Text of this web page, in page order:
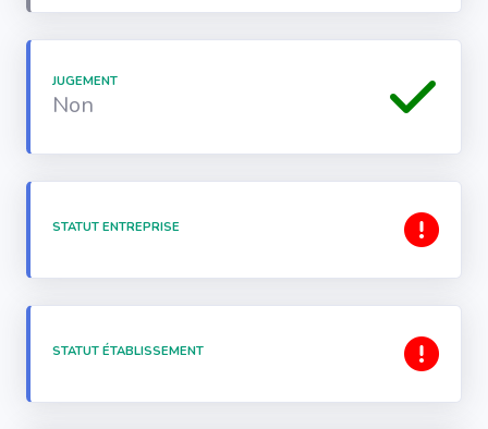
JUGEMENT
Non
STATUT ENTREPRISE
STATUT ÉTABLISSEMENT